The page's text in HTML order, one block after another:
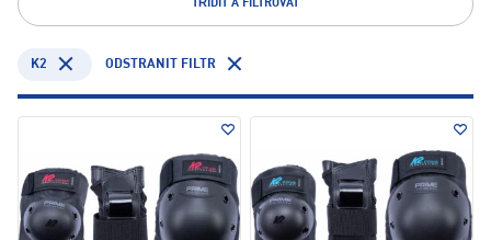
TŘÍDIT A FILTROVAT
K2 ODSTRANIT FILTR